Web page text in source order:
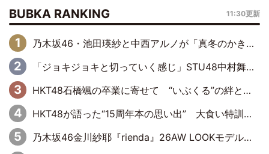
BUBKA RANKING 11:30更新
乃木坂46・池田瑛紗と中西アルノが「真冬のかき氷」騒動で火花散らす！ 因縁の裏にあるのは、逆境をともに“凌”ぐ似た者同士の絆
「ジョキジョキと切っていく感じ」STU48中村舞、新しい挑戦は自らの手で
HKT48石橋颯の卒業に寄せて “いぶくる”の絆と後輩・龍頭綺音の決意
HKT48が語った“15周年本の思い出” 大食い特訓・守護霊企画・制服グラビア…盛りだくさんの裏話
乃木坂46金川紗耶『rienda』26AW LOOKモデルに就任